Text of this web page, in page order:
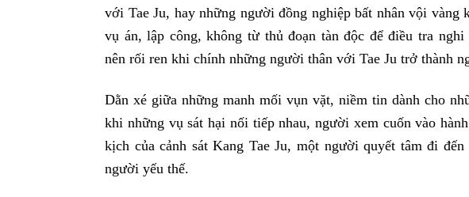
với Tae Ju, hay những người đồng nghiệp bất nhân vội vàng
vụ án, lập công, không từ thủ đoạn tàn độc để điều tra
nên rối ren khi chính những người thân với Tae Ju trở thành
Dằn xé giữa những manh mối vụn vặt, niềm tin dành cho
khi những vụ sát hại nối tiếp nhau, người xem cuốn vào
kịch của cảnh sát Kang Tae Ju, một người quyết tâm đi
người yếu thế.